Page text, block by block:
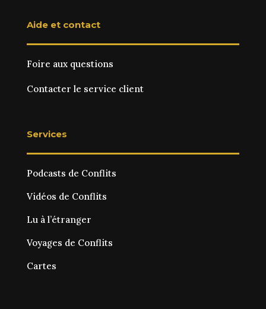
Aide et contact
Foire aux questions
Contacter le service client
Services
Podcasts de Conflits
Vidéos de Conflits
Lu à l’étranger
Voyages de Conflits
Cartes